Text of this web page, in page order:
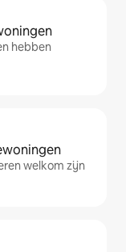
hebben
welkom zijn